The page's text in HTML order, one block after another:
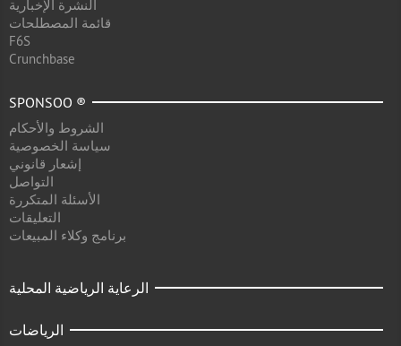
النشرة الإخبارية
قائمة المصطلحات
F6S
Crunchbase
SPONSOO ®
الشروط والأحكام
سياسة الخصوصية
إشعار قانوني
التواصل
الأسئلة المتكررة
التعليقات
برنامج وكلاء المبيعات
الرعاية الرياضية المحلية
الرياضات